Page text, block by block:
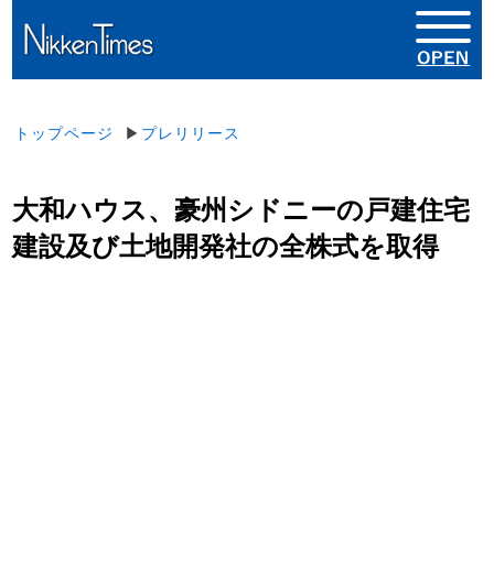
トップページ ▶ プレリリース
大和ハウス、豪州シドニーの戸建住宅
建設及び土地開発社の全株式を取得